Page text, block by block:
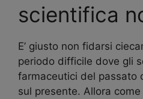
scientifica
E’ giusto non fidarsi
periodo difficile dove gli
farmaceutici del passato
sul presente. Allora come